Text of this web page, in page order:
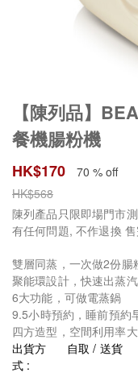
【陳列品】
餐機腸粉機
HK$170
70 % off
HK$568
陳列產品只限即場門市
有任何問題, 不作退換 售
雙層同蒸，一次做2份腸
聚能環設計，快速出蒸汽
6大功能，可做電蒸鍋
9.5小時預約，睡前預約
四方造型，空間利用率大
出貨方
式 :
自取 / 送貨